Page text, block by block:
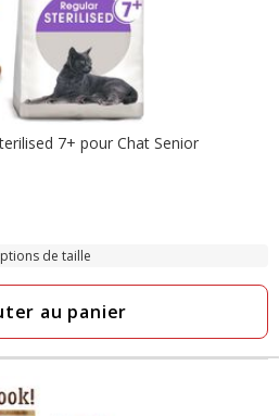
7+ pour Chat Senior
de taille
au panier